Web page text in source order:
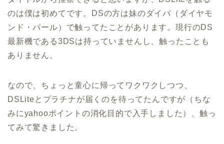
のは僕は初めてです。DSの方は妹のダイパ（ダイヤモ
ンド・パール）で触ってたことがあります。現行のDS
最新機である3DSは持っていませんし、触ったことも
ありません。
なので、ちょっと童心に帰ってワクワクしつつ、
DSLiteとプラチナが届くのを待ってたんですが（ちな
みにyahooポイントの消化目的で入手しました）、触っ
てみて驚きました。